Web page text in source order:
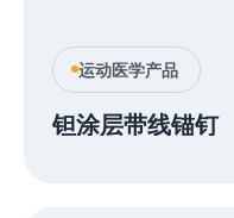
运动医学产品
钽涂层带线锚钉